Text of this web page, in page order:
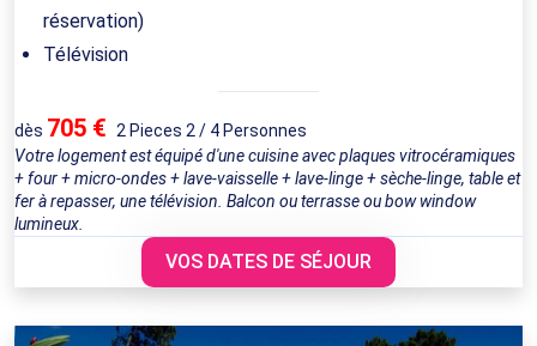
réservation)
Télévision
dès 705 €
2 Pieces 2 / 4 Personnes
Votre logement est équipé d'une cuisine avec plaques vitrocéramiques
+ four + micro-ondes + lave-vaisselle + lave-linge + sèche-linge, table et
fer à repasser, une télévision. Balcon ou terrasse ou bow window
lumineux.
VOS DATES DE SÉJOUR